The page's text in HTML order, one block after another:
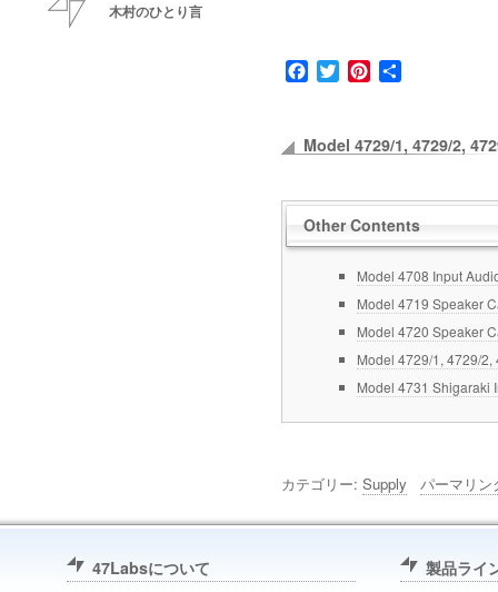
Facebook
TwitterPinterest
共
Model 4729/1, 4729/2,
Other Contents
Model 4708 Input
Model 4719 Speaker
Model 4720 Speaker
Model 4729/1, 4729/2,
Model 4731 Shigaraki
カテゴリー: Supply パーマリン
木村のひとり言
47Labsについて 製品ライ